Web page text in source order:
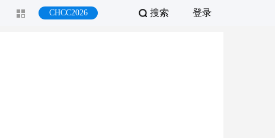
登录
搜索
CHCC2026